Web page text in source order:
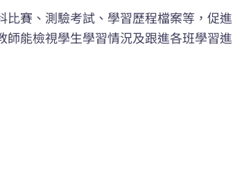
賽、測驗考試、學習歷程檔案等，促進
能檢視學生學習情況及跟進各班學習進